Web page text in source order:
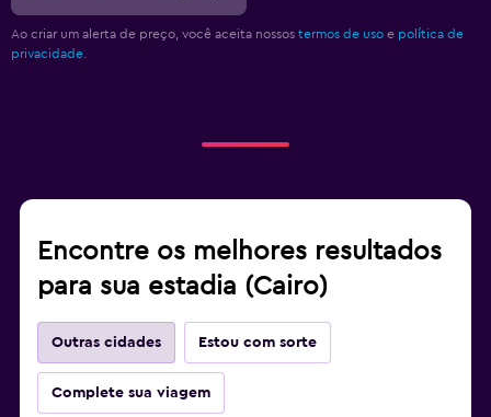
Ao criar um alerta de preço, você aceita nossos termos de uso e política de
privacidade.
Encontre os melhores resultados
para sua estadia (Cairo)
Outras cidades Estou com sorte
Complete sua viagem